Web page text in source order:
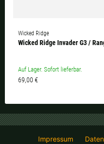
Wicked Ridge
Wicked Ridge Invader G3 /
Auf Lager. Sofort lieferbar.
69,00 €
Impressum